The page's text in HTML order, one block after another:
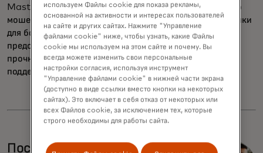
Mastercard, формирующие меры по предотвращению
мошенничества, а также инструменты и лучшие практики
для борьбы с этими злоумышленниками. Он
предоставляет всем заинтересованным сторонам
прочную основу для снижения риска мошенничества и
поддержания доверия к цифровым транзакциям.
Построение цифрового
используем Файлы cookie для показа рекламы,
основанной на активности и интересах пользователей
на сайте и других сайтах. Нажмите "Управление
файлами cookie" ниже, чтобы узнать, какие Файлы
cookie мы используем на этом сайте и почему. Вы
всегда можете изменить свои персональные
настройки согласия, используя инструмент
"Управление файлами cookie" в нижней части экрана
(доступно в виде ссылки вместо кнопки на некоторых
сайтах). Это включает в себя отказ от некоторых или
всех Файлов cookie, за исключением тех, которые
строго необходимы для работы сайта.